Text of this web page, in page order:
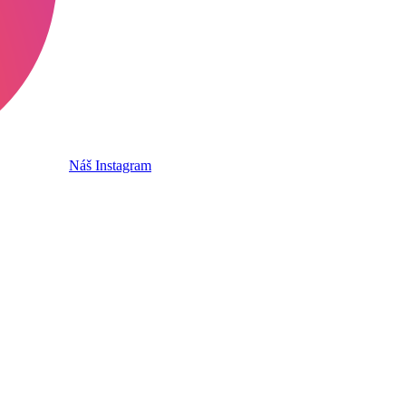
Náš Instagram